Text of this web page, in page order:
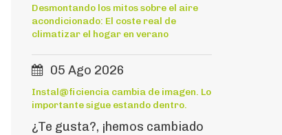
Desmontando los mitos sobre el aire
acondicionado: El coste real de
climatizar el hogar en verano
05 Ago 2026
Instal@ficiencia cambia de imagen. Lo
importante sigue estando dentro.
¿Te gusta?, ¡hemos cambiado